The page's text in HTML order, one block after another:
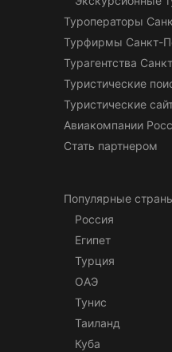
Туроператоры
Турфирмы Санкт-
Турагентства
Туристические
Туристические
Авиакомпании
Стать партнером
Популярные
Россия
Египет
Турция
ОАЭ
Тунис
Таиланд
Куба